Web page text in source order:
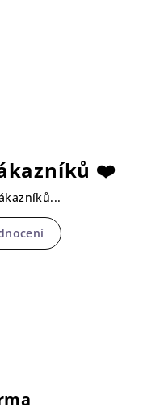
❤️